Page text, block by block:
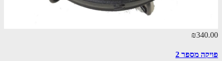
₪340.00
פויקה מספר 2